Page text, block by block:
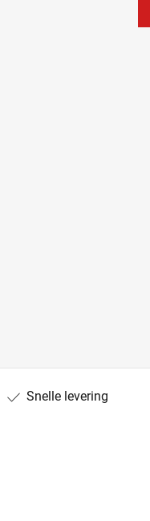
Snelle levering